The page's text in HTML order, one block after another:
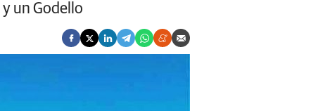
y un Godello